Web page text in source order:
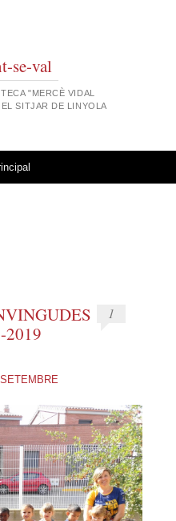
se-val
"MERCÈ VIDAL
SITJAR DE LINYOLA
2019
1